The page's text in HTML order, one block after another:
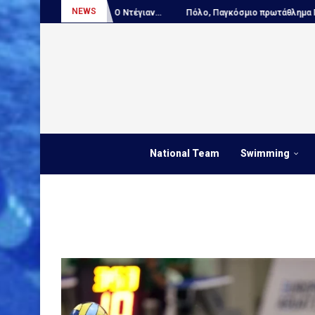
NEWS
– Ο Ντέγιαν... Πόλο, Παγκόσμιο πρωτάθλημα Παίδων:...
National Team Swimming